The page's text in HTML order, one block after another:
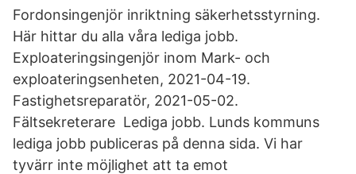
Fordonsingenjör inriktning säkerhetsstyrning.
Här hittar du alla våra lediga jobb.
Exploateringsingenjör inom Mark- och
exploateringsenheten, 2021-04-19.
Fastighetsreparatör, 2021-05-02.
Fältsekreterare Lediga jobb. Lunds kommuns
lediga jobb publiceras på denna sida. Vi har
tyvärr inte möjlighet att ta emot